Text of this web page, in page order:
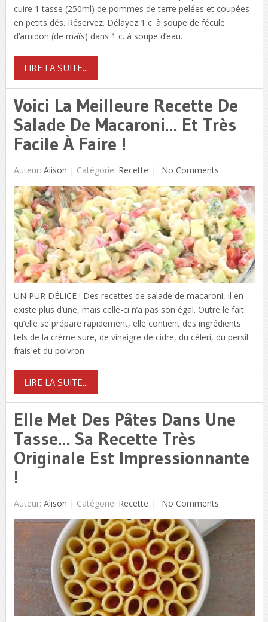
cuire 1 tasse (250ml) de pommes de terre pelées et coupées
en petits dés. Réservez. Délayez 1 c. à soupe de fécule
d’amidon (de maïs) dans 1 c. à soupe d’eau.
LIRE LA SUITE...
Voici La Meilleure Recette De
Salade De Macaroni… Et Très
Facile À Faire !
Auteur: Alison | Catégorie: Recette No Comments
UN PUR DÉLICE ! Des recettes de salade de macaroni, il en
existe plus d’une, mais celle-ci n’a pas son égal. Outre le fait
qu’elle se prépare rapidement, elle contient des ingrédients
tels de la crème sure, de vinaigre de cidre, du céleri, du persil
frais et du poivron
LIRE LA SUITE...
Elle Met Des Pâtes Dans Une
Tasse… Sa Recette Très
Originale Est Impressionnante
!
Auteur: Alison | Catégorie: Recette No Comments